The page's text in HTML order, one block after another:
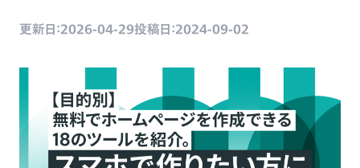
更新日：2026-04-29投稿日：2024-09-02